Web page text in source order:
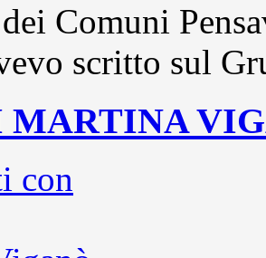
Comuni
scritto sul
MARTINA